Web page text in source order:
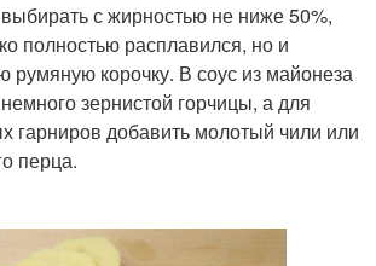
с жирностью не ниже 50%,
полностью расплавился, но и
румяную корочку. В соус из майонеза
зернистой горчицы, а для
гарниров добавить молотый чили или
перца.